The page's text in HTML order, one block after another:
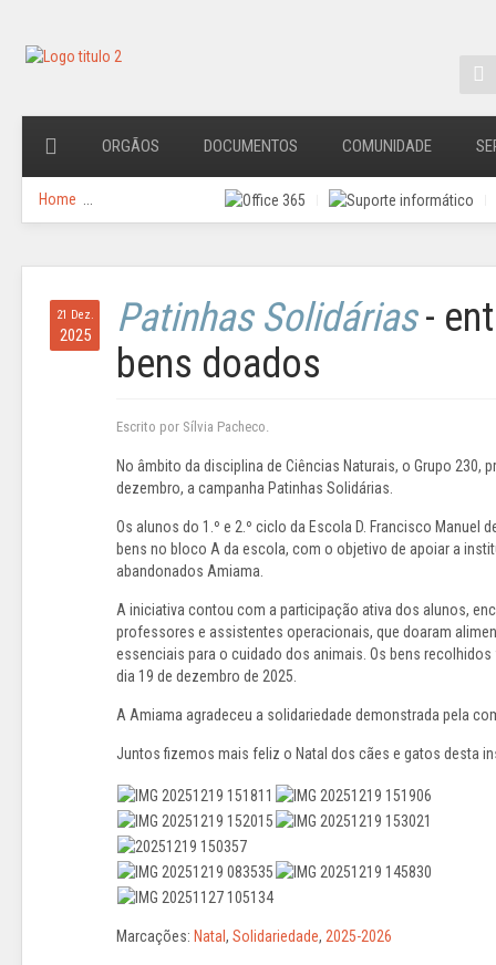
ORGÃOS DOCUMENTOS COMUNIDADE
Home
21 Dez.
2025 Patinhas Solidárias-
bens doados
Escrito por Sílvia Pacheco.
No âmbito da disciplina de Ciências Naturais, o Grupo 230,
dezembro, a campanha Patinhas Solidárias.
Os alunos do 1.º e 2.º ciclo da Escola D. Francisco Manuel
bens no bloco A da escola, com o objetivo de apoiar a
abandonados Amiama.
A iniciativa contou com a participação ativa dos alunos,
professores e assistentes operacionais, que doaram
essenciais para o cuidado dos animais. Os bens
dia 19 de dezembro de 2025.
A Amiama agradeceu a solidariedade demonstrada pela
Juntos fizemos mais feliz o Natal dos cães e gatos desta
Marcações: Natal, Solidariedade, 2025-2026